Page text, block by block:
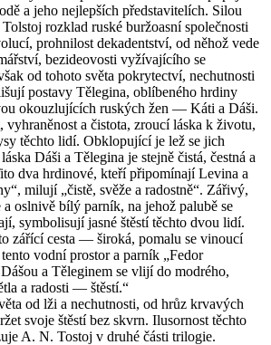
a jeho nejlepších představitelích. Silou
rozklad ruské buržoasní společnosti
prohnilost dekadentství, od něhož vede
bezideovosti vyžívajícího se
od tohoto světa pokrytectví, nechutnosti
postavy Tělegina, oblíbeného hrdiny
okouzlujících ruských žen — Káti a Dáši.
vyhraněnost a čistota, zroucí láska k životu,
těchto lidí. Obklopující je lež se jich
Dáši a Tělegina je stejně čistá, čestná a
dva hrdinové, kteří připomínají Levina a
milují „čistě, svěže a radostně“. Zářivý,
oslnivě bílý parník, na jehož palubě se
symbolisují jasné štěstí těchto dvou lidí.
zářící cesta — široká, pomalu se vinoucí
vodní prostor a parník „Fedor
a Těleginem se vlijí do modrého,
a radosti — štěstí.“
od lži a nechutnosti, od hrůz krvavých
svoje štěstí bez skvrn. Ilusornost těchto
A. N. Tostoj v druhé části trilogie.